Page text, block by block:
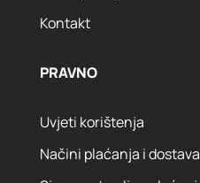
Kontakt
PRAVNO
Uvjeti korištenja
Načini plaćanja i dostava